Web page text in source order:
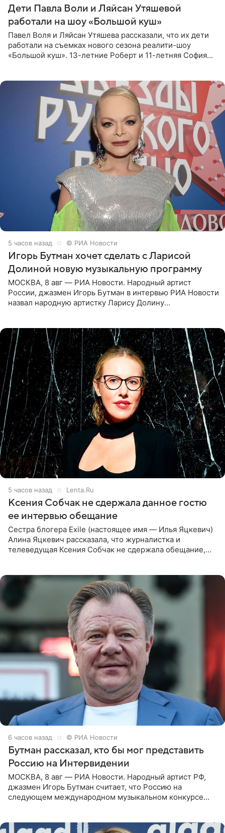
Дети Павла Воли и Ляйсан Утяшевой
работали на шоу «Большой куш»
Павел Воля и Ляйсан Утяшева рассказали, что их дети
работали на съемках нового сезона реалити-шоу
«Большой куш». 13-летние Роберт и 11-летняя София
5 часов назад © РИА Новости
Игорь Бутман хочет сделать с Ларисой
Долиной новую музыкальную программу
МОСКВА, 8 авг — РИА Новости. Народный артист
России, джазмен Игорь Бутман в интервью РИА Новости
назвал народную артистку Ларису Долину
5 часов назад Lenta.Ru
Ксения Собчак не сдержала данное гостю
ее интервью обещание
Сестра блогера Exile (настоящее имя — Илья Яцкевич)
Алина Яцкевич рассказала, что журналистка и
телеведущая Ксения Собчак не сдержала обещание,
6 часов назад © РИА Новости
Бутман рассказал, кто бы мог представить
Россию на Интервидении
МОСКВА, 8 авг — РИА Новости. Народный артист РФ,
джазмен Игорь Бутман считает, что Россию на
следующем международном музыкальном конкурсе